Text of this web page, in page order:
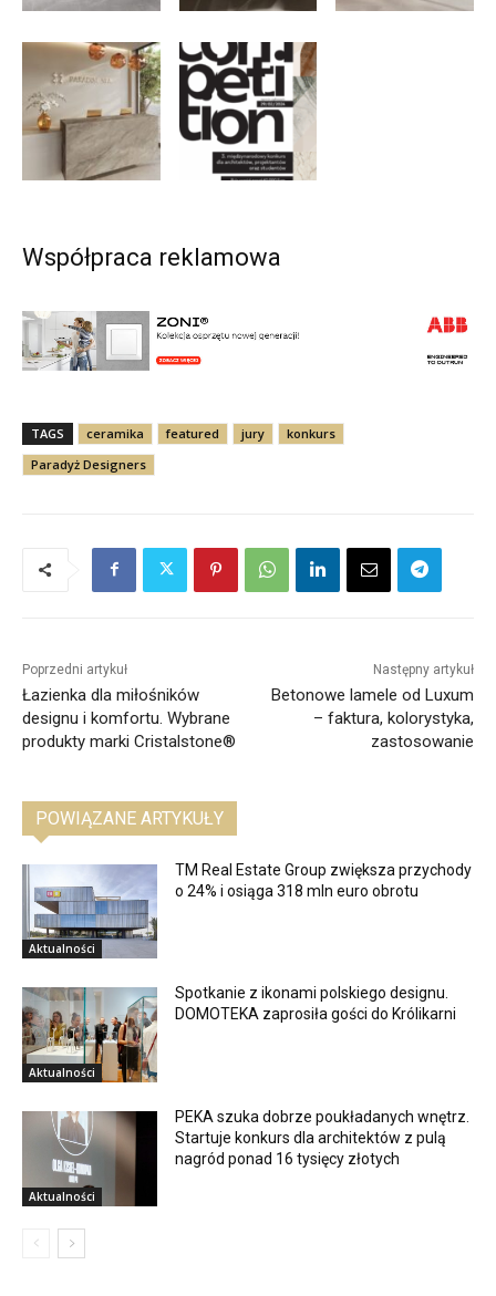
Współpraca reklamowa
TAGS ceramika featured jury
konkurs
Paradyż Designers
Poprzedni artykuł
Łazienka dla miłośników
designu i komfortu. Wybrane
produkty marki Cristalstone®
Następny artykuł
Betonowe lamele od Luxum
– faktura, kolorystyka,
zastosowanie
POWIĄZANE ARTYKUŁY
Aktualności
TM Real Estate Group zwiększa przychody
o 24% i osiąga 318 mln euro obrotu
Aktualności
Spotkanie z ikonami polskiego designu.
DOMOTEKA zaprosiła gości do Królikarni
Aktualności
PEKA szuka dobrze poukładanych wnętrz.
Startuje konkurs dla architektów z pulą
nagród ponad 16 tysięcy złotych